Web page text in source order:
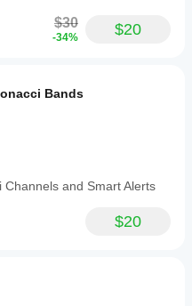
$30
-34% $20
Bands
and Smart Alerts
$20